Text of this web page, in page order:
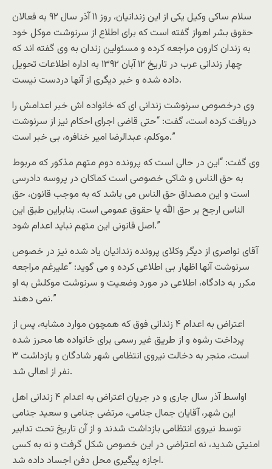
سلام ساکى وکيل يکى از اين زندانيان، روز ١١ آذر سال ۹٢ به فعالان
حقوق بشر اهواز گفته است که براى اطلاع از سرنوشت موکل خود
به زندان کارون مراجعه کرده و مسئولين زندان به وى گفته اند که
چهار زندانى عرب در تاريخ ١٢ آبان ١٣٩٢ به اداره اطلاعات تحويل
داده شده و خبر ديگرى از آنها دردست نيست.
وى درخصوص سرنوشت زندانى اى که خانواده اش خبر اعدامش را
دريافت کرده است، گفت: “حتى قاضى اجراى احکام نيز از سرنوشت
موکلم، عبدالرضا امير خنافره، بى خبر است.”
وى گفت: “اين در حالى است که پرونده دوم متهم مذکور که مربوط
به حق الناس و شاکى خصوصى است کماکان در پروسه دادرسى
است و اين مصداق حق الناس مى باشد که به موجب قانون، حق
الناس ارجح بر حق الله يا حقوق عمومى است. بنابراين طبق اين
اصل قانونى اين متهم نبايد اعدام شود.”
آقاى نواصرى از ديگر وکلاى پرونده زندانيان ياد شده نيز در خصوص
سرنوشت آنها اظهار بى اطلاعى کرده و مى گويد: “عليرغم مراجعه
مکرر به دادگاه، اطلاعى در مورد وضعيت و سرنوشت موكلش به او
نمى دهند.”
اعتراض به اعدام ۴ زندانى فوق که همچون موارد مشابه، پس از
پرداخت رشوه و از طريق غير رسمى براى خانواده ها محرز شده
است، منجر به دخالت نيروى انتظامى شهر شادگان و بازداشت ٣
نفر از اهالى شد.
اواسط آذر سال جارى و در جريان اعتراض به اعدام ۴ زندانى اهل
اين شهر، آقايان جمال جنامى، مرتضى جنامى و سعيد جنامى
توسط نيروى انتظامى بازداشت شدند و از آن تاريخ تحت تدابير
امنيتى شديد، نه اعتراضى در اين خصوص شکل گرفت و نه به کسى
اجازه پيگيرى محل دفن اجساد داده شد.